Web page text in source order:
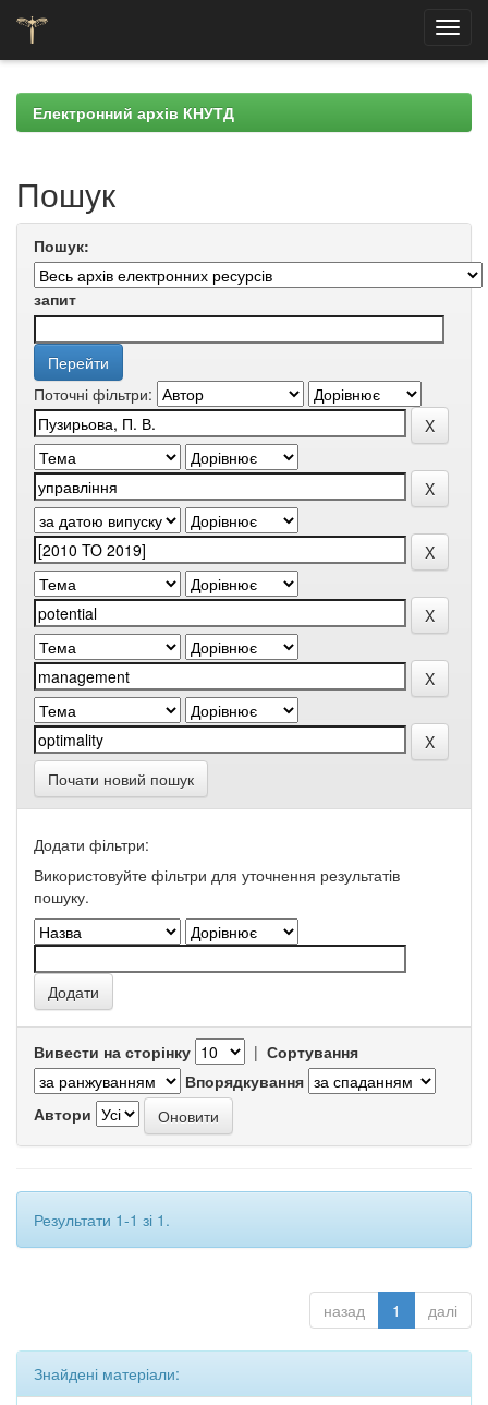
navigationЕлектронний архів КНУТД
Пошук
Пошук:
запит
Поточні фільтри:
Почати новий пошук
Додати фільтри:
Використовуйте фільтри для уточнення результатів
пошуку.
Вивести на сторінку | Сортування
Впорядкування
Автори
Результати 1-1 зі 1.
назад 1 далі
Знайдені матеріали: